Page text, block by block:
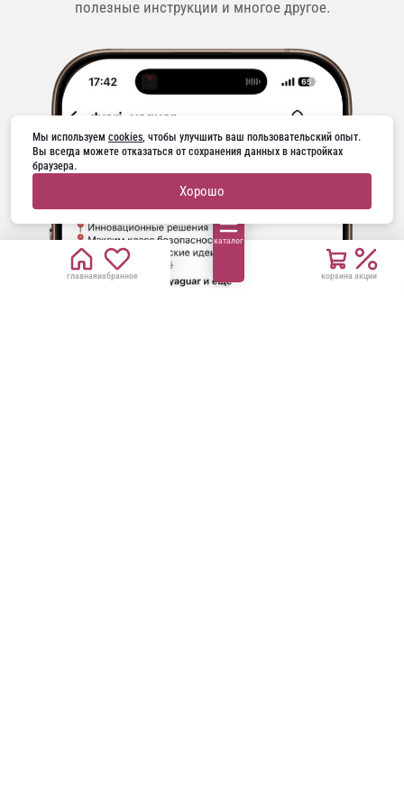
главнаяизбранное
каталог
корзина акции
полезные инструкции и многое другое.
Мы используем cookies, чтобы улучшить ваш пользовательский опыт.
Вы всегда можете отказаться от сохранения данных в настройках
браузера.
Хорошо